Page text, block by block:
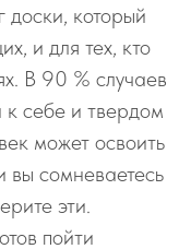
который
и для тех, кто
В 90 % случаев
себе и твердом
может освоить
вы сомневаетесь
эти.
пойти